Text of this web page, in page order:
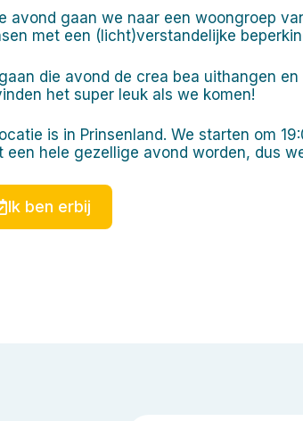
avond gaan we naar een woongroep
met een (licht)verstandelijke
die avond de crea bea uithangen
het super leuk als we komen!
is in Prinsenland. We starten om
een hele gezellige avond worden, dus
Ik ben erbij